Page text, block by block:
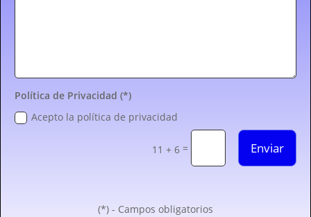
Política de Privacidad (*)
Acepto la política de privacidad
11 + 6 = Enviar
(*) - Campos obligatorios